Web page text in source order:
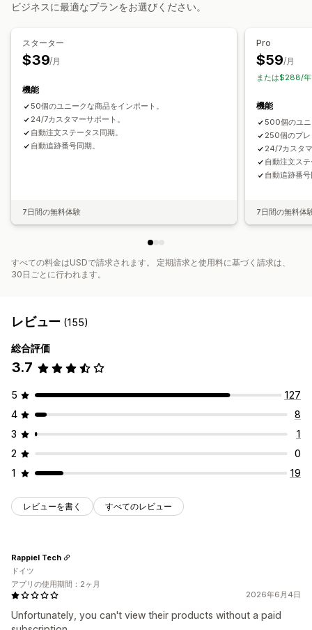
ビジネス・事務用品
ハードウェア 自動車関連
調達ロケーション
アゼルバイジャン
アンギラ
イギリス
オーストラリア
バルバドス バングラデシュ バーレーン
ブラジル
ブルキナファソ
ブルネイ ポーランド
中国
英領ヴァージン諸島
ビジネスに最適なプランをお選びください。
スターター
$39/月
機能
50個のユニークな商品をインポート。
24/7カスタマーサポート。
自動注文ステータス同期。
自動追跡番号同期。
7日間の無料体験
Pro
$59/月
または$288/
機能
500個のユニ
250個のプレ
24/7カスタ
自動注文ス
自動追跡番
7日間の無料体
すべての料金はUSDで請求されます。 定期請求と使用料に基づく請求は、
30日ごとに行われます。
レビュー (155)
総合評価
3.7
5
127
4
8
3
1
2
0
1
19
レビューを書く すべてのレビュー
2026年6月4日
Unfortunately, you can't view their products without a paid
Rappiel Tech
ドイツ
アプリの使用期間：2ヶ月